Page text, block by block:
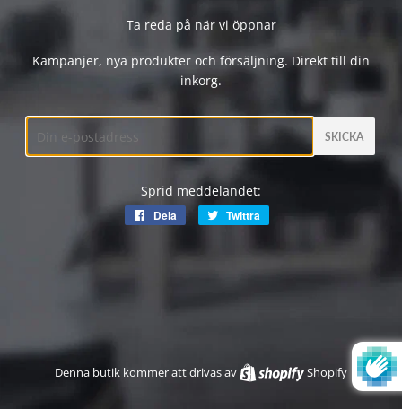
Ta reda på när vi öppnar
Kampanjer, nya produkter och försäljning. Direkt till din
inkorg.
Sprid meddelandet:
Dela
Dela
Facebook
Twittra
Twitter
Denna butik kommer att drivas av Shopify